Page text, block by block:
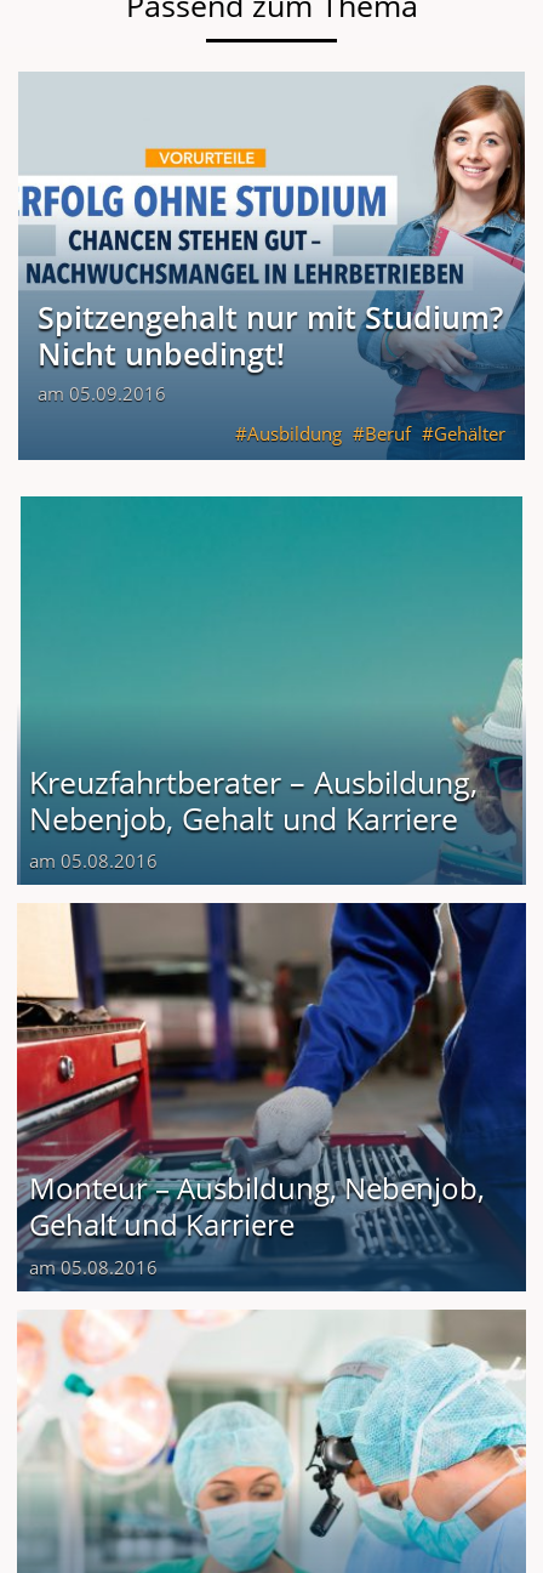
Spitzengehalt nur mit Studium?
Nicht unbedingt!
am 05.09.2016
Ausbildung
Beruf Gehälter
Kreuzfahrtberater – Ausbildung,
Nebenjob, Gehalt und Karriere
am 05.08.2016
Monteur – Ausbildung, Nebenjob,
Gehalt und Karriere
am 05.08.2016